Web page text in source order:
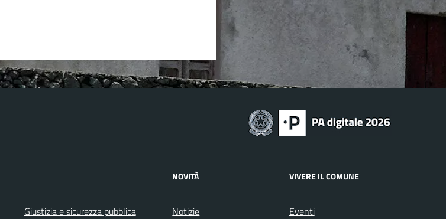
Giustizia e sicurezza pubblica
NOVITÀ
Notizie
VIVERE IL COMUNE
Eventi